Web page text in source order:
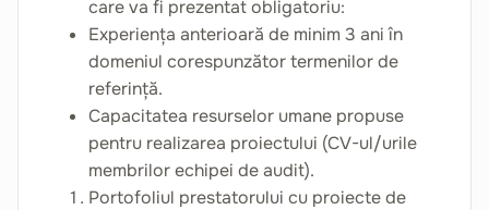
care va fi prezentat obligatoriu:
Experiența anterioară de minim 3 ani în
domeniul corespunzător termenilor de
referință.
Capacitatea resurselor umane propuse
pentru realizarea proiectului (CV-ul/urile
membrilor echipei de audit).
Portofoliul prestatorului cu proiecte de